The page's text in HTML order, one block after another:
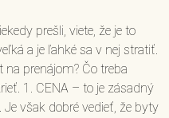
prešli, viete, že je to
a je ľahké sa v nej stratiť.
prenájom? Čo treba
1. CENA – to je zásadný
však dobré vedieť, že byty